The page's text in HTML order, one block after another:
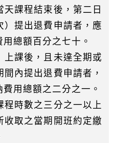
課程結束後，第二日
）提出退費申請者，應
總額百分之七十。
上課後，且未達全期或
內提出退費申請者，
用總額之二分之一。
程時數之三分之一以上
取之當期開班約定繳